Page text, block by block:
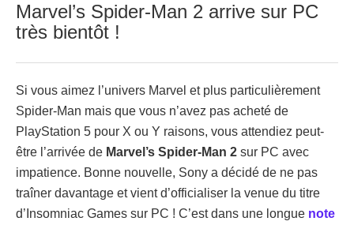
Marvel’s Spider-Man 2 arrive sur PC
très bientôt !
Si vous aimez l’univers Marvel et plus particulièrement
Spider-Man mais que vous n’avez pas acheté de
PlayStation 5 pour X ou Y raisons, vous attendiez peut-
être l’arrivée de Marvel’s Spider-Man 2 sur PC avec
impatience. Bonne nouvelle, Sony a décidé de ne pas
traîner davantage et vient d’officialiser la venue du titre
d’Insomniac Games sur PC ! C’est dans une longue note